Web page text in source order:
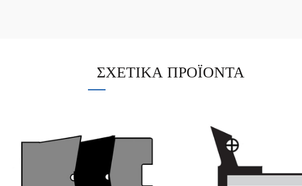
ΣΧΕΤΙΚΆ ΠΡΟΪΌΝΤΑ